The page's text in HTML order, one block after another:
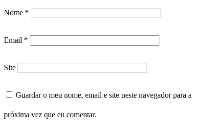
Nome *
Email *
Site
Guardar o meu nome, email e site neste navegador para a
próxima vez que eu comentar.